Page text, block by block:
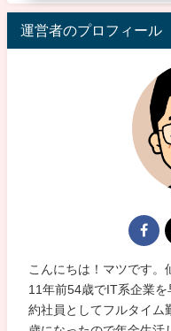
運営者のプロフィール
こんにちは！マツです。
11年前54歳でIT系企業
約社員としてフルタイム